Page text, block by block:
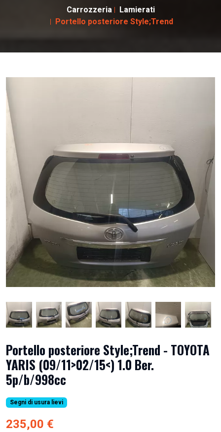
Carrozzeria
Lamierati
Portello posteriore Style;Trend
Portello posteriore Style;Trend - TOYOTA
YARIS (09/11>02/15<) 1.0 Ber.
5p/b/998cc
Segni di usura lievi
235,00 €